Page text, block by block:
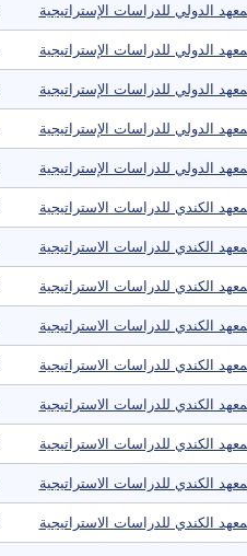
الدولي للدراسات الإستراتيجية
الدولي للدراسات الإستراتيجية
الدولي للدراسات الإستراتيجية
الدولي للدراسات الإستراتيجية
الدولي للدراسات الإستراتيجية
الكندي للدراسات الاستراتيجية
الكندي للدراسات الاستراتيجية
الكندي للدراسات الاستراتيجية
الكندي للدراسات الاستراتيجية
الكندي للدراسات الاستراتيجية
الكندي للدراسات الاستراتيجية
الكندي للدراسات الاستراتيجية
الكندي للدراسات الاستراتيجية
الكندي للدراسات الاستراتيجية